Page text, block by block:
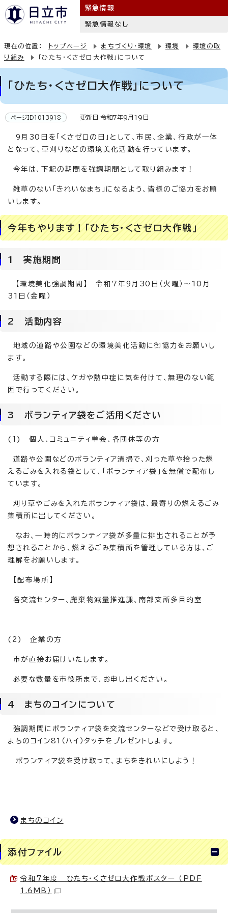
緊急情報
緊急情報なし
現在の位置： トップページ まちづくり・環境 環境
環境の取
り組み
「ひたち・くさゼロ大作戦」について
「ひたち・くさゼロ大作戦」について
ページID1013918 更新日 令和7年9月19日
9月30日を「くさゼロの日」として、市民、企業、行政が一体
となって、草刈りなどの環境美化活動を行っています。
今年は、下記の期間を強調期間として取り組みます！
雑草のない「きれいなまち」になるよう、皆様のご協力をお願
いします。
今年もやります！「ひたち・くさゼロ大作戦」
1 実施期間
【環境美化強調期間】 令和7年9月30日（火曜）～10月
31日（金曜）
2 活動内容
地域の道路や公園などの環境美化活動に御協力をお願いし
ます。
活動する際には、ケガや熱中症に気を付けて、無理のない範
囲で行ってください。
3 ボランティア袋をご活用ください
(1) 個人、コミュニティ単会、各団体等の方
道路や公園などのボランティア清掃で、刈った草や拾った燃
えるごみを入れる袋として、「ボランティア袋」を無償で配布し
ています。
刈り草やごみを入れたボランティア袋は、最寄りの燃えるごみ
集積所に出してください。
なお、一時的にボランティア袋が多量に排出されることが予
想されることから、燃えるごみ集積所を管理している方は、ご
理解をお願いします。
【配布場所】
各交流センター、廃棄物減量推進課、南部支所多目的室
(2) 企業の方
市が直接お届けいたします。
必要な数量を市役所まで、お申し出ください。
4 まちのコインについて
強調期間にボランティア袋を交流センターなどで受け取ると、
まちのコイン81（ハイ）タッチをプレゼントします。
ボランティア袋を受け取って、まちをきれいにしよう！
まちのコイン
添付ファイル
令和7年度 ひたち・くさゼロ大作戦ポスター （PDF
1.6MB）